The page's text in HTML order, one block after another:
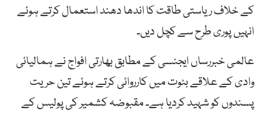
کے خلاف ریاستی طاقت کا اندھا دھند استعمال کرتے ہوئے
انہیں پوری طرح سے کچل دیں۔
عالمی خبررساں ایجنسی کے مطابق بھارتی افواج نے ہمالیائی
وادی کے علاقے بٹوت میں کارروائی کرتے ہوئے تین حریت
پسندوں کو شہید کردیا ہے۔ مقبوضہ کشمیر کی پولیس کے